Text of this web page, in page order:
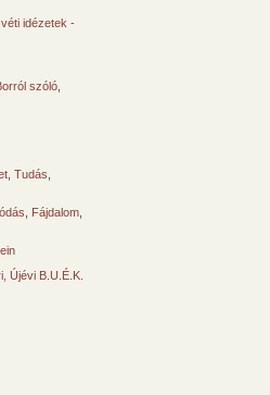
idézetek -
szóló
Tudás
Fájdalom
Újévi B.U.É.K.